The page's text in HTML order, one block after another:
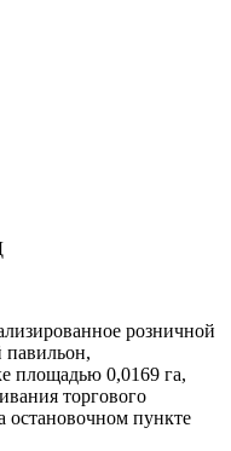
розничной
павильон,
площадью 0,0169 га,
торгового
остановочном пункте